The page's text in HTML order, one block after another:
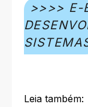
>>>> E-
Leia também: